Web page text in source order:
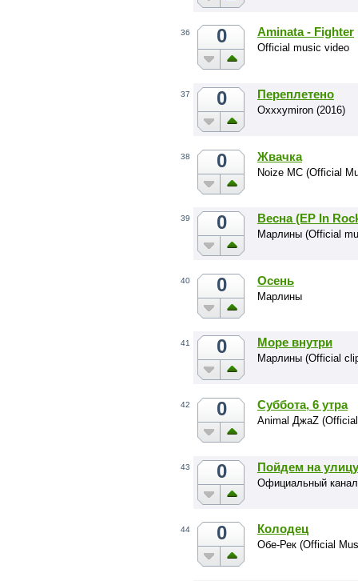
36 0 Aminata - Fighter
Official music video
37 0 Переплетено
Oxxxymiron (2016)
38 0 Жвачка
Noize MC (Official
39 0 Весна (ЕР In
Марлины (Official
40 0 Осень
Марлины
41 0 Море внутри
Марлины (Official
42 0 Суббота, 6 утра
Animal ДжаZ
43 0 Пойдем на
Официальный
44 0 Колодец
Обе-Рек (Official